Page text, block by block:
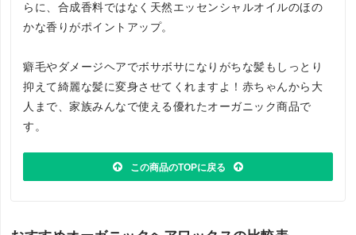
らに、合成香料ではなく天然エッセンシャルオイルのほの
かな香りがポイントアップ。
癖毛やダメージヘアでボサボサになりがちな髪もしっとり
抑えて綺麗な髪に変身させてくれますよ！赤ちゃんから大
人まで、家族みんなで使える優れたオーガニック商品で
す。
この商品のTOPに戻る